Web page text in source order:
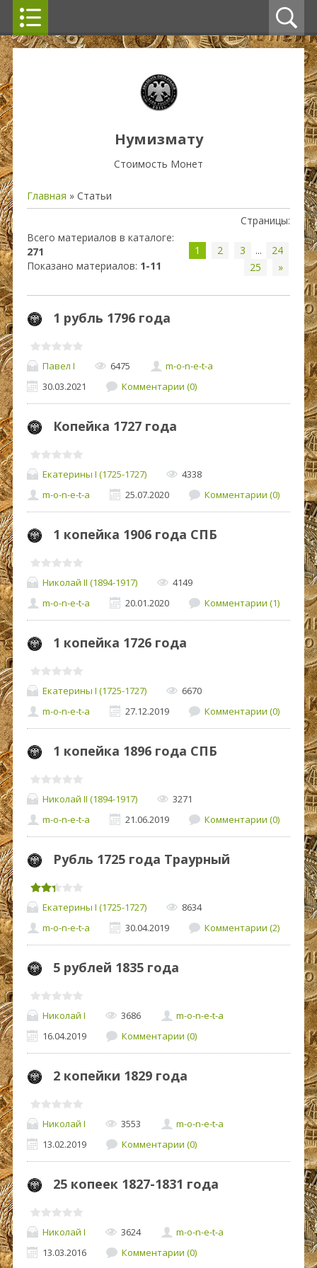
Нумизмату
Стоимость Монет
Главная » Статьи
Всего материалов в каталоге:
271
Показано материалов: 1-11
Страницы:
1 2 3 ...
24
25
»
1 рубль 1796 года
Павел I 6475
m-o-n-e-t-a
30.03.2021
Комментарии (0)
Копейка 1727 года
Екатерины I (1725-1727)
4338
m-o-n-e-t-a
25.07.2020 Комментарии (0)
1 копейка 1906 года СПБ
Николай II (1894-1917)
4149
m-o-n-e-t-a
20.01.2020 Комментарии (1)
1 копейка 1726 года
Екатерины I (1725-1727)
6670
m-o-n-e-t-a
27.12.2019 Комментарии (0)
1 копейка 1896 года СПБ
Николай II (1894-1917)
3271
m-o-n-e-t-a
21.06.2019 Комментарии (0)
Рубль 1725 года Траурный
Екатерины I (1725-1727)
8634
m-o-n-e-t-a
30.04.2019 Комментарии (2)
5 рублей 1835 года
Николай I 3686
m-o-n-e-t-a
16.04.2019
Комментарии (0)
2 копейки 1829 года
Николай I 3553
m-o-n-e-t-a
13.02.2019
Комментарии (0)
25 копеек 1827-1831 года
Николай I 3624
m-o-n-e-t-a
13.03.2016
Комментарии (0)